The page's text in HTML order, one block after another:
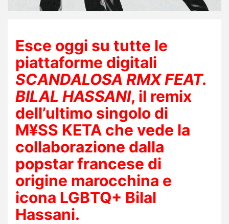
Esce oggi su tutte le
piattaforme digitali
SCANDALOSA RMX FEAT.
BILAL HASSANI, il remix
dell’ultimo singolo di
M¥SS KETA che vede la
collaborazione dalla
popstar francese di
origine marocchina e
icona LGBTQ+ Bilal
Hassani.